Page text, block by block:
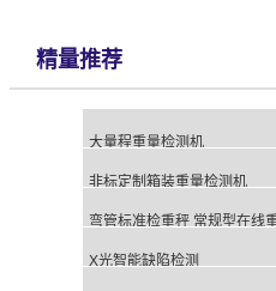
精量推荐
大量程重量检测机
非标定制箱装重量检测机
弯管标准检重秤 常规型在线
X光智能缺陷检测